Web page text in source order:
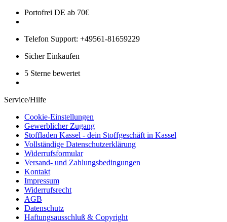
Portofrei DE ab 70€
Telefon Support: +49561-81659229
Sicher Einkaufen
5 Sterne bewertet
Service/Hilfe
Cookie-Einstellungen
Gewerblicher Zugang
Stoffladen Kassel - dein Stoffgeschäft in Kassel
Vollständige Datenschutzerklärung
Widerrufsformular
Versand- und Zahlungsbedingungen
Kontakt
Impressum
Widerrufsrecht
AGB
Datenschutz
Haftungsausschluß & Copyright